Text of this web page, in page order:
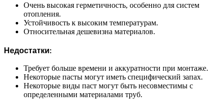
Очень высокая герметичность, особенно для систем
отопления.
Устойчивость к высоким температурам.
Относительная дешевизна материалов.
Недостатки:
Требует больше времени и аккуратности при монтаже.
Некоторые пасты могут иметь специфический запах.
Некоторые виды паст могут быть несовместимы с
определенными материалами труб.